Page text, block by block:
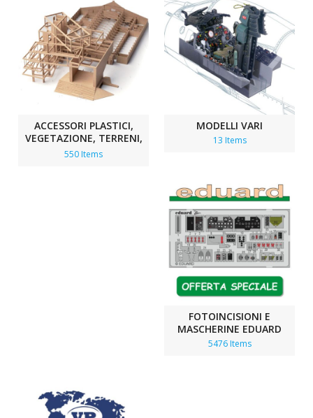
ACCESSORI PLASTICI,
VEGETAZIONE, TERRENI,
ILLUMINAZIONE
550 Items
MODELLI VARI
13 Items
FOTOINCISIONI E
MASCHERINE EDUARD
5476 Items